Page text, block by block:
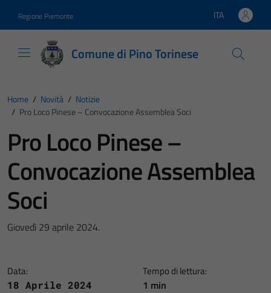
Regione Piemonte Lingua attiva:
ITA
Comune di Pino Torinese
Home / Novità / Notizie
/ Pro Loco Pinese – Convocazione Assemblea Soci
Pro Loco Pinese –
Convocazione Assemblea
Soci
Giovedì 29 aprile 2024.
Data:
18 Aprile 2024
Tempo di lettura:
1 min